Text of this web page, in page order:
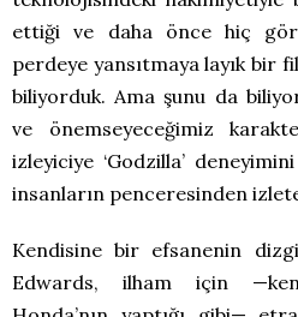
ettiği ve daha önce hiç
perdeye yansıtmaya layık bir
biliyorduk. Ama şunu da
ve önemseyeceğimiz
izleyiciye ‘Godzilla’
insanların penceresinden
Kendisine bir efsanenin
Edwards, ilham için